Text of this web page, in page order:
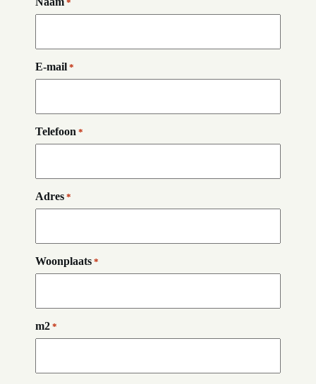
*
E-mail *
Telefoon *
Adres *
Woonplaats *
m2 *